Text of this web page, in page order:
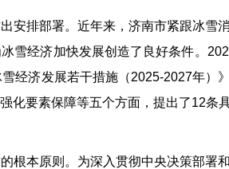
安排部署。近年来，济南市紧跟冰雪
雪经济加快发展创造了良好条件。
经济发展若干措施（2025-2027年）
化要素保障等五个方面，提出了12条
根本原则。为深入贯彻中央决策部署